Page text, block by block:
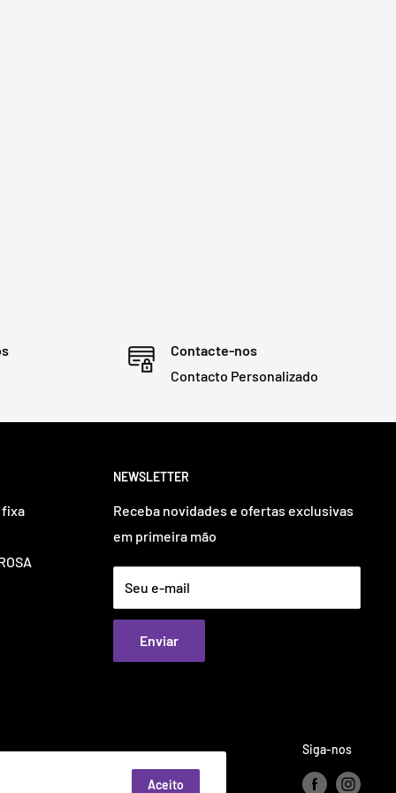
Contacte-nos
Contacto Personalizado
fixa
NEWSLETTER
Receba novidades e ofertas exclusivas
em primeira mão
Seu e-mail
Enviar
Siga-nos
Aceito